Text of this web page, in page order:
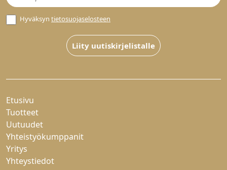
Hyväksyn tietosuojaselosteen
Liity uutiskirjelistalle
Etusivu
Tuotteet
Uutuudet
Yhteistyökumppanit
Yritys
Yhteystiedot